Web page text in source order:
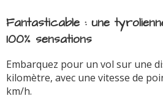
Fantasticable : une
100% sensations
Embarquez pour un vol sur une
kilomètre, avec une vitesse de
km/h.